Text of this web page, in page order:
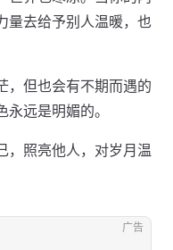
量去给予别人温暖，也
，但也会有不期而遇的
远是明媚的。
，照亮他人，对岁月温
广告